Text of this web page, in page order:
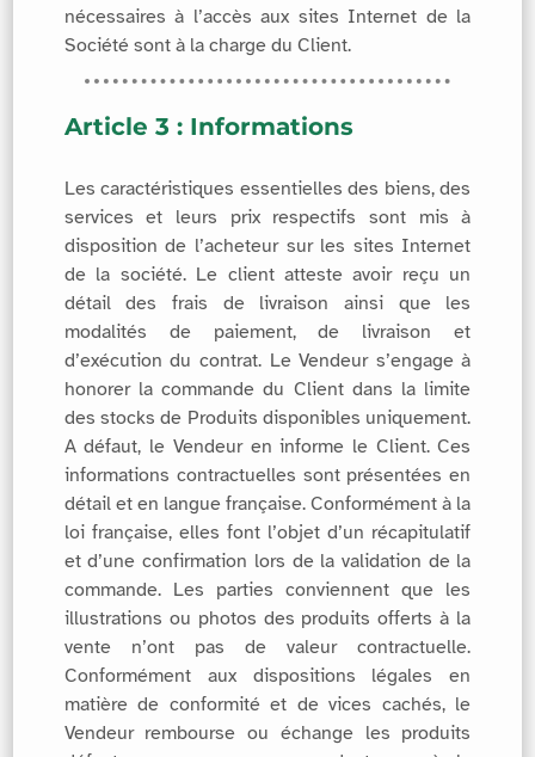
nécessaires à l’accès aux sites Internet de la
Société sont à la charge du Client.
Article 3 : Informations
Les caractéristiques essentielles des biens, des
services et leurs prix respectifs sont mis à
disposition de l’acheteur sur les sites Internet
de la société. Le client atteste avoir reçu un
détail des frais de livraison ainsi que les
modalités de paiement, de livraison et
d’exécution du contrat. Le Vendeur s’engage à
honorer la commande du Client dans la limite
des stocks de Produits disponibles uniquement.
A défaut, le Vendeur en informe le Client. Ces
informations contractuelles sont présentées en
détail et en langue française. Conformément à la
loi française, elles font l’objet d’un récapitulatif
et d’une confirmation lors de la validation de la
commande. Les parties conviennent que les
illustrations ou photos des produits offerts à la
vente n’ont pas de valeur contractuelle.
Conformément aux dispositions légales en
matière de conformité et de vices cachés, le
Vendeur rembourse ou échange les produits